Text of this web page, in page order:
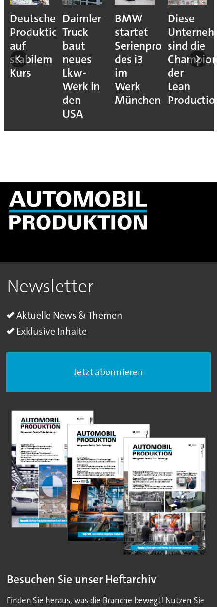
Deutsche
Produktion
auf
stabilem
Kurs
Daimler
Truck
baut
neues
Lkw-
Werk in
den
USA
BMW
startet
Serienproduktion
des i3
im
Werk
München
Diese
sind die
der
Lean
Newsletter
Aktuelle News & Themen
Exklusive Inhalte
Jetzt abonnieren
Besuchen Sie unser Heftarchiv
Finden Sie heraus, was die Branche bewegt! Nutzen Sie